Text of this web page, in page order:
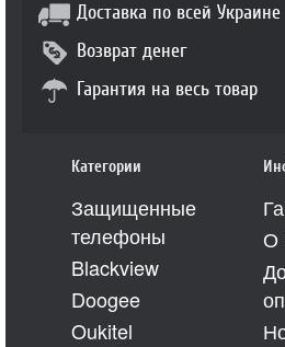
Доставка по всей Украине
Возврат денег
Гарантия на весь товар
Категории
Защищенные
телефоны
Blackview
Doogee
Oukitel
О